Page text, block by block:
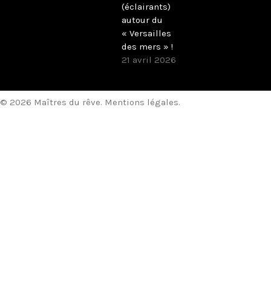
(éclairants)
autour du
« Versailles
des mers » !
21 avril 2026
© 2026 Maîtres du rêve. Mentions légales.